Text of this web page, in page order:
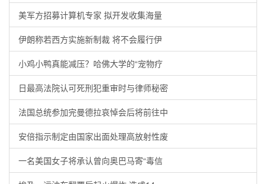
美军方招募计算机专家 拟开发收集海量
伊朗称若西方实施新制裁 将不会履行伊
小鸡小鸭真能减压？哈佛大学的“宠物疗
日最高法院认可死刑犯重审时与律师秘密
法国总统参加完曼德拉哀悼会后将前往中
安倍指示制定由国家出面处理高放射性废
一名美国女子将承认曾向奥巴马寄“毒信